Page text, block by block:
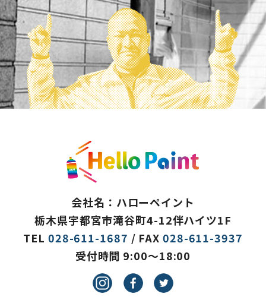
2024年2月 (4)
2024年1月(1)
2023年12月(4)
2023年11月(3)
2023年7月(5)
2023年6月
(2)
2023年5月(4)
2023年4月
2023年3月
(1)
会社名：ハローペイント
栃木県宇都宮市滝谷町4-12伴ハイツ1F
TEL 028-611-1687 / FAX 028-611-3937
受付時間 9:00～18:00